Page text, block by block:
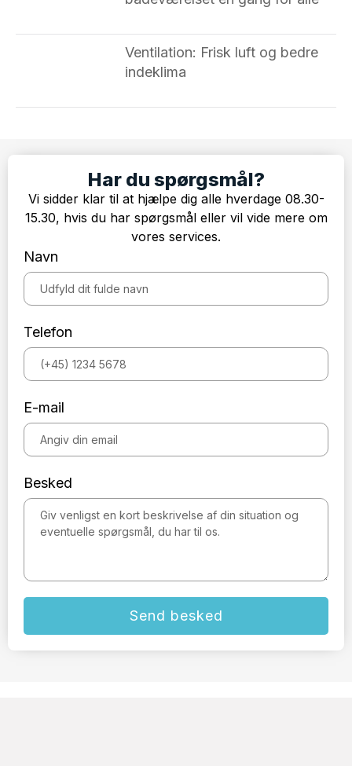
Ventilation: Frisk luft og bedre
indeklima
Har du spørgsmål?
Vi sidder klar til at hjælpe dig alle hverdage 08.30-
15.30, hvis du har spørgsmål eller vil vide mere om
vores services.
Navn
Telefon
E-mail
Besked
Send besked